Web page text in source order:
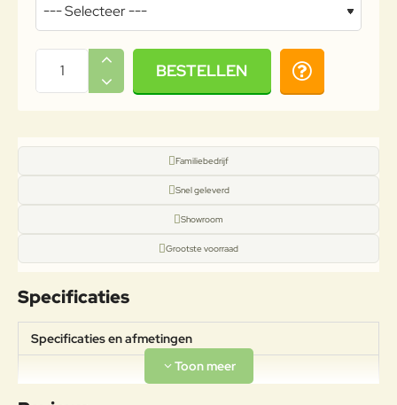
BESTELLEN
Familiebedrijf
Snel geleverd
Showroom
Grootste voorraad
Specificaties
Specificaties en afmetingen
Afmetingen: